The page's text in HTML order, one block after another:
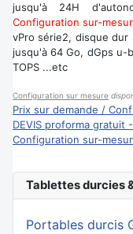
Tablettes durcies
Portables durcis
jusqu'à 24H
Configuration sur-
vPro série2, disque dur
jusqu'à 64 Go, dGps u-
TOPS ...etc
Configuration sur mesure
Prix sur demande /
DEVIS proforma gratuit
Configuration sur-